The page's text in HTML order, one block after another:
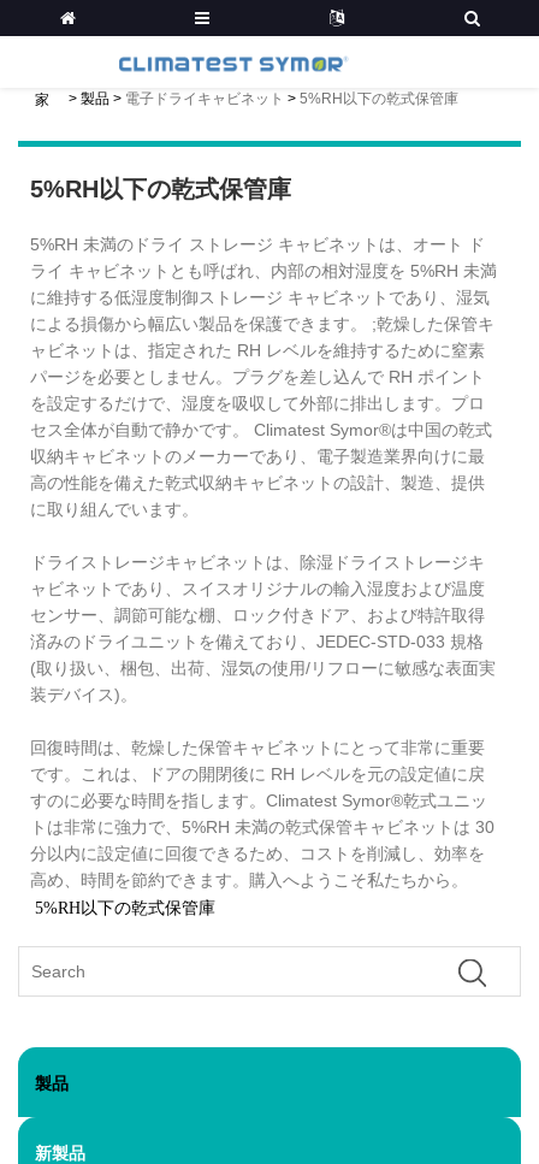
家 > 製品 > 電子ドライキャビネット > 5%RH以下の乾式保管庫
5%RH以下の乾式保管庫
5%RH 未満のドライ ストレージ キャビネットは、オート ド
ライ キャビネットとも呼ばれ、内部の相対湿度を 5%RH 未満
に維持する低湿度制御ストレージ キャビネットであり、湿気
による損傷から幅広い製品を保護できます。 ;乾燥した保管キ
ャビネットは、指定された RH レベルを維持するために窒素
パージを必要としません。プラグを差し込んで RH ポイント
を設定するだけで、湿度を吸収して外部に排出します。プロ
セス全体が自動で静かです。 Climatest Symor®は中国の乾式
収納キャビネットのメーカーであり、電子製造業界向けに最
高の性能を備えた乾式収納キャビネットの設計、製造、提供
に取り組んでいます。
ドライストレージキャビネットは、除湿ドライストレージキ
ャビネットであり、スイスオリジナルの輸入湿度および温度
センサー、調節可能な棚、ロック付きドア、および特許取得
済みのドライユニットを備えており、JEDEC-STD-033 規格
(取り扱い、梱包、出荷、湿気の使用/リフローに敏感な表面実
装デバイス)。
回復時間は、乾燥した保管キャビネットにとって非常に重要
です。これは、ドアの開閉後に RH レベルを元の設定値に戻
すのに必要な時間を指します。Climatest Symor®乾式ユニッ
トは非常に強力で、5%RH 未満の乾式保管キャビネットは 30
分以内に設定値に回復できるため、コストを削減し、効率を
高め、時間を節約できます。購入へようこそ
5%RH以下の乾式保管庫
私たちから。
製品
新製品